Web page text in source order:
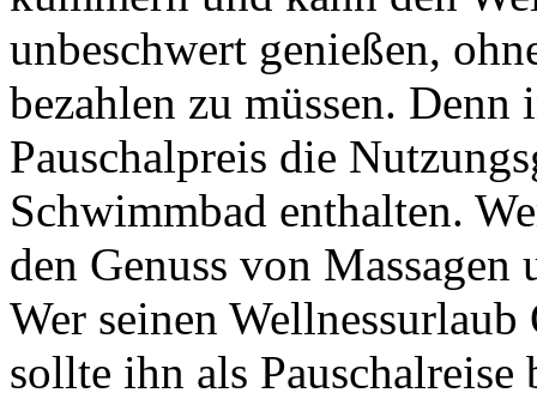
unbeschwert genießen,
bezahlen zu müssen.
Pauschalpreis die
Schwimmbad enthalten.
den Genuss von
Wer seinen
sollte ihn als Pauschalreise